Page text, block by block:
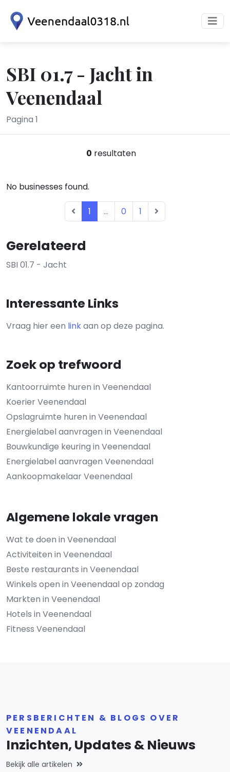
SBI 01.7 - Jacht in
Veenendaal
Pagina 1
Gerelateerd
SBI 01.7 - Jacht
Interessante Links
Vraag hier een linkaan op deze pagina.
Zoek op trefwoord
Kantoorruimte huren in Veenendaal
Koerier Veenendaal
Opslagruimte huren in Veenendaal
Energielabel aanvragen in Veenendaal
Bouwkundige keuring in Veenendaal
Energielabel aanvragen Veenendaal
Aankoopmakelaar Veenendaal
Algemene lokale vragen
Wat te doen in Veenendaal
Activiteiten in Veenendaal
Beste restaurants in Veenendaal
Winkels open in Veenendaal op zondag
Markten in Veenendaal
Hotels in Veenendaal
Fitness Veenendaal
0 resultaten
No businesses found.
1 ... 0 1
PERSBERICHTEN & BLOGS OVER
VEENENDAAL
Inzichten, Updates & Nieuws
Bekijk alle artikelen